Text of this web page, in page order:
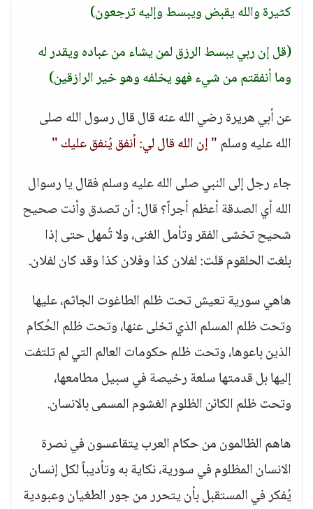
كثيرة والله يقبض ويبسط وإليه ترجعون)
(قل إن ربي يبسط الرزق لمن يشاء من عباده ويقدر له
وما أنفقتم من شيء فهو يخلفه وهو خير الرازقين)
عن أبي هريرة رضي الله عنه قال قال رسول الله صلى
الله عليه وسلم" إن الله قال لي: أنفق يُنفق عليك "
جاء رجل إلى النبي صلى الله عليه وسلم فقال يا رسوال
الله أي الصدقة أعظم أجراً؟ قال: أن تصدق وأنت صحيح
شحيح تخشى الفقر وتأمل الغنى، ولا تُمهل حتى إذا
بلغت الحلقوم قلت: لفلان كذا وفلان كذا وقد كان لفلان.
هاهي سورية تعيش تحت ظلم الطاغوت الجاثم، عليها
وتحت ظلم المسلم الذي تخلى عنها، وتحت ظلم الحُكام
الذين باعوها، وتحت ظلم حكومات العالم التي لم تلتفت
إليها بل قدمتها سلعة رخيصة في سبيل مطامعها،
وتحت ظلم الكائن الظلوم الغشوم المسمى بالانسان.
هاهم الظالمون من حكام العرب يتقاعسون في نصرة
الانسان المظلوم في سورية، نكاية به وتأديباً لكل إنسان
يُفكر في المستقبل بأن يتحرر من جور الطغيان وعبودية